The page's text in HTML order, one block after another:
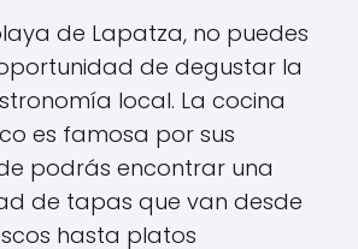
de Lapatza, no puedes
de degustar la
local. La cocina
es famosa por sus
podrás encontrar una
de tapas que van desde
hasta platos